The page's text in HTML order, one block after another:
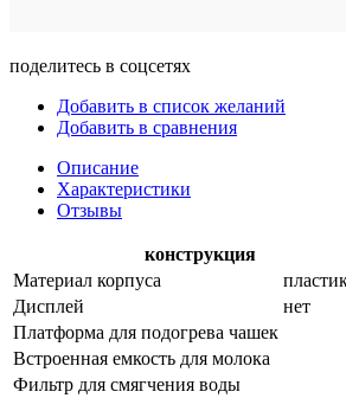
поделитесь в соцсетях
Добавить в список желаний
Добавить в сравнения
Описание
Характеристики
Отзывы
конструкция
Материал корпуса
Дисплей
нет
Платформа для подогрева чашек
Встроенная емкость для молока
Фильтр для смягчения воды